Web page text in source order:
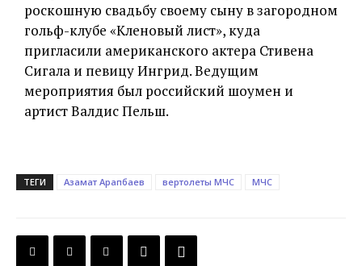
роскошную свадьбу своему сыну в загородном
гольф-клубе «Кленовый лист», куда
пригласили американского актера Стивена
Сигала и певицу Ингрид. Ведущим
мероприятия был российский шоумен и
артист Валдис Пельш.
ТЕГИ Азамат Арапбаев вертолеты МЧС МЧС